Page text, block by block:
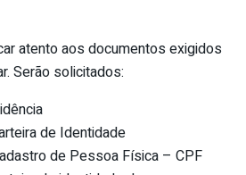
atento aos documentos exigidos
Serão solicitados:
de Identidade
de Pessoa Física – CPF